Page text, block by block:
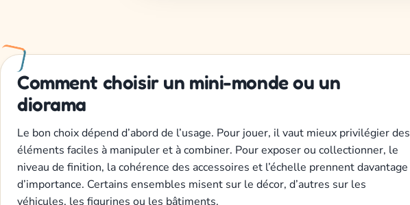
Comment choisir un mini-monde ou un
diorama
Le bon choix dépend d’abord de l’usage. Pour jouer, il vaut mieux privilégier des
éléments faciles à manipuler et à combiner. Pour exposer ou collectionner, le
niveau de finition, la cohérence des accessoires et l’échelle prennent davantage
d’importance. Certains ensembles misent sur le décor, d’autres sur les
véhicules, les figurines ou les bâtiments.